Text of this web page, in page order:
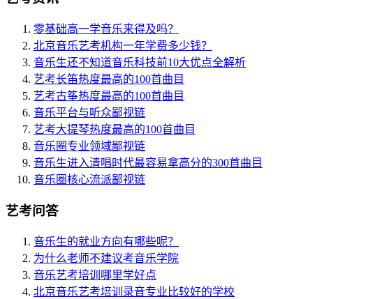
零基础高一学音乐来得及吗？
北京音乐艺考机构一年学费多少钱？
音乐生还不知道音乐科技前10大优点全解析
艺考长笛热度最高的100首曲目
艺考古筝热度最高的100首曲目
音乐平台与听众鄙视链
艺考大提琴热度最高的100首曲目
音乐圈专业领域鄙视链
音乐生进入清唱时代最容易拿高分的300首曲目
音乐圈核心流派鄙视链
艺考问答
音乐生的就业方向有哪些呢？
为什么老师不建议考音乐学院
音乐艺考培训哪里学好点
北京音乐艺考培训录音专业比较好的学校